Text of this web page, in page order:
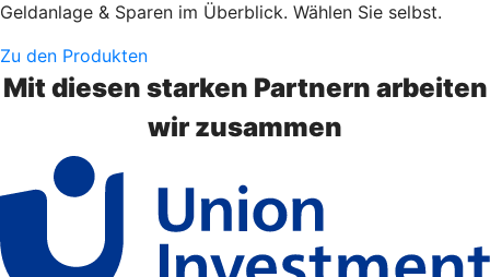
Geldanlage & Sparen im Überblick. Wählen Sie selbst.
Zu den Produkten
Mit diesen starken Partnern arbeiten
wir zusammen